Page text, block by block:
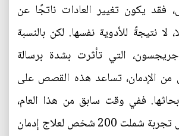
يكون تغيير العادات ناتجًا عن
لا نتيجةً للأدوية نفسها. لكن بالنسبة
جريجسون، التي تأثرت بشدة برسالة
من الإدمان، تساعد هذه القصص على
ففي وقت سابق من هذا العام،
أطلقت هي وبونس تجربة شملت 200 شخص لعلاج إدمان